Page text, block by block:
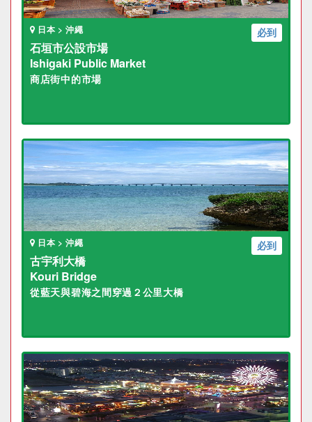
必到
日本 > 沖繩
石垣市公設市場
Ishigaki Public Market
商店街中的市場
必到
日本 > 沖繩
古宇利大橋
Kouri Bridge
從藍天與碧海之間穿過２公里大橋